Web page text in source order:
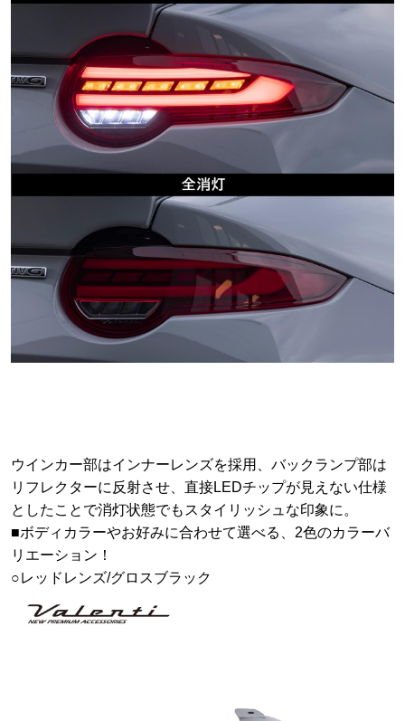
ウインカー部はインナーレンズを採用、バックランプ部は
リフレクターに反射させ、直接LEDチップが見えない仕様
としたことで消灯状態でもスタイリッシュな印象に。
■ボディカラーやお好みに合わせて選べる、2色のカラーバ
リエーション！
○レッドレンズ/グロスブラック